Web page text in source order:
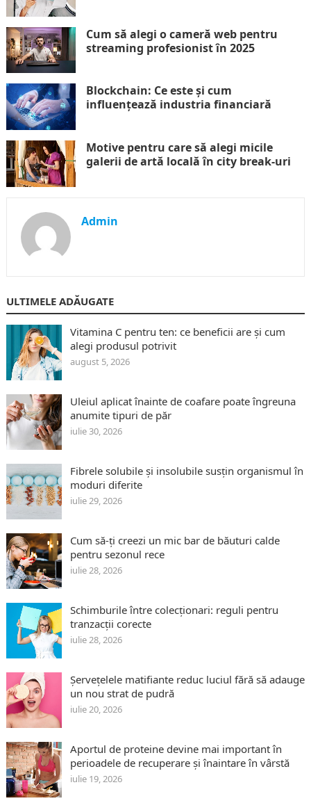
Cum să alegi o cameră web pentru
streaming profesionist în 2025
Blockchain: Ce este și cum
influențează industria financiară
Motive pentru care să alegi micile
galerii de artă locală în city break-uri
Admin
ULTIMELE ADĂUGATE
Vitamina C pentru ten: ce beneficii are și cum
alegi produsul potrivit
august 5, 2026
Uleiul aplicat înainte de coafare poate îngreuna
anumite tipuri de păr
iulie 30, 2026
Fibrele solubile și insolubile susțin organismul în
moduri diferite
iulie 29, 2026
Cum să-ți creezi un mic bar de băuturi calde
pentru sezonul rece
iulie 28, 2026
Schimburile între colecționari: reguli pentru
tranzacții corecte
iulie 28, 2026
Șervețelele matifiante reduc luciul fără să adauge
un nou strat de pudră
iulie 20, 2026
Aportul de proteine devine mai important în
perioadele de recuperare și înaintare în vârstă
iulie 19, 2026